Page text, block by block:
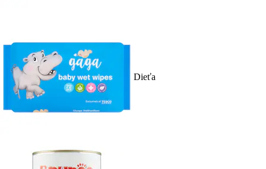
Dieťa